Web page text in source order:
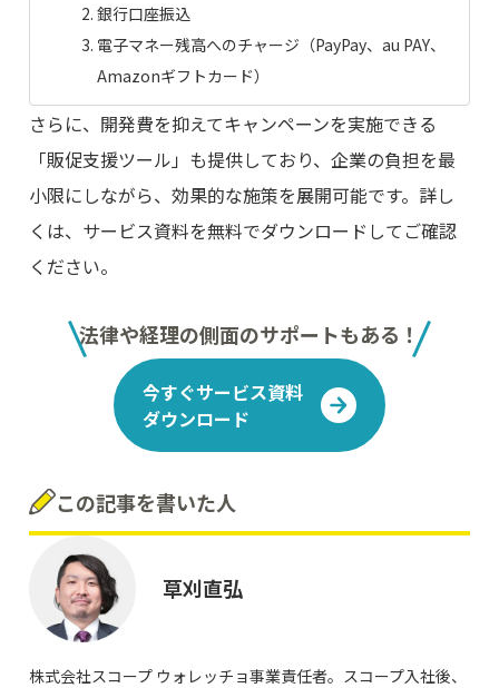
銀行口座振込
電子マネー残高へのチャージ（PayPay、au PAY、
Amazonギフトカード）
さらに、開発費を抑えてキャンペーンを実施できる
「販促支援ツール」も提供しており、企業の負担を最
小限にしながら、効果的な施策を展開可能です。詳し
くは、サービス資料を無料でダウンロードしてご確認
ください。
法律や経理の側面のサポートもある！
今すぐサービス資料
ダウンロード
この記事を書いた人
草刈直弘
株式会社スコープ ウォレッチョ事業責任者。スコープ入社後、